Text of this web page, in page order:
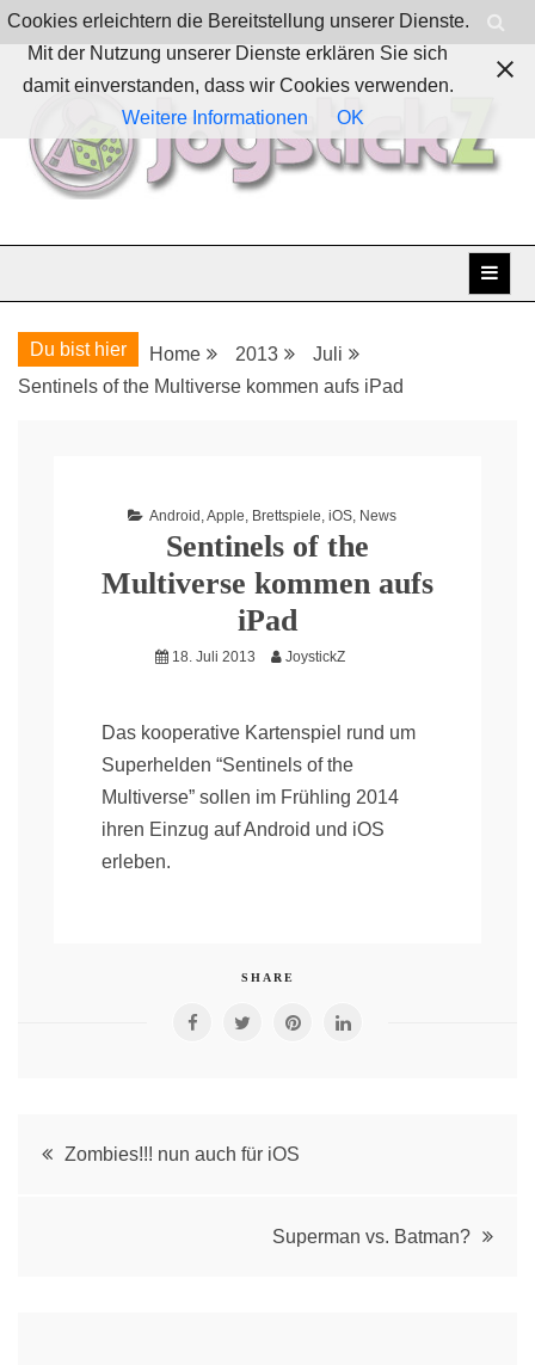
Skip
to
content
JoystickZ
Du bist hier Home 2013
Juli
Sentinels of the Multiverse kommen aufs iPad
Android ,Apple, Brettspiele, iOS, News
Sentinels of the
Multiverse kommen aufs
iPad
18. Juli 2013 JoystickZ
Das kooperative Kartenspiel rund um
Superhelden “Sentinels of the
Multiverse” sollen im Frühling 2014
ihren Einzug auf Android und iOS
erleben.
SHARE
PostZombies!!! nun auch für iOS
Superman vs. Batman?
Cookies erleichtern die Bereitstellung unserer Dienste.
Mit der Nutzung unserer Dienste erklären Sie sich
damit einverstanden, dass wir Cookies verwenden.
Weitere Informationen
OK